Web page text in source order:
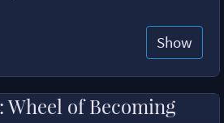
Show
of Becoming